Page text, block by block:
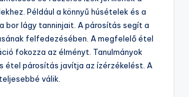
Például a könnyű húsételek és a
bor lágy tanninjait. A párosítás segít a
felfedezésében. A megfelelő étel
fokozza az élményt. Tanulmányok
étel párosítás javítja az ízérzékelést. A
válik.